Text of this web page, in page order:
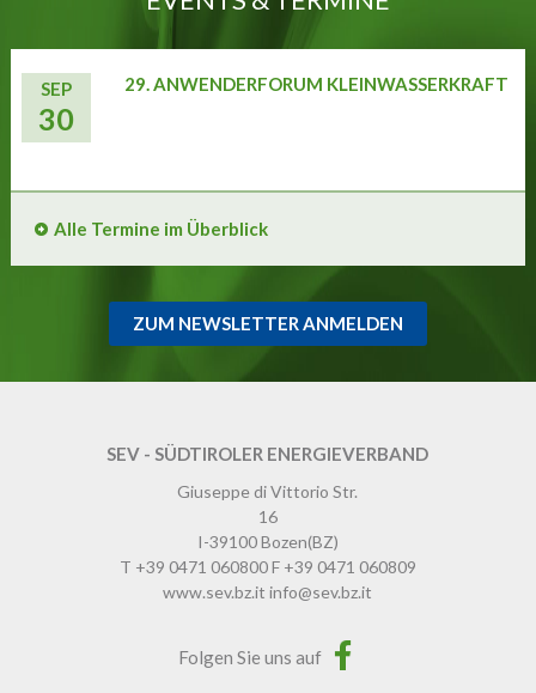
SEP
30
29. ANWENDERFORUM KLEINWASSERKRAFT
Alle Termine im Überblick
ZUM NEWSLETTER ANMELDEN
SEV - SÜDTIROLER ENERGIEVERBAND
Giuseppe di Vittorio Str.
16
I-39100Bozen(BZ)
T +39 0471 060800F +39 0471 060809
www.sev.bz.it info@sev.bz.it
Folgen Sie uns auf